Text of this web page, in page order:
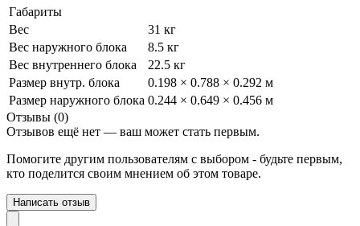
Габариты
Вес
31 кг
Вес наружного блока
8.5 кг
Вес внутреннего блока
22.5 кг
Размер внутр. блока
0.198 × 0.788 × 0.292 м
Размер наружного блока 0.244 × 0.649 × 0.456 м
Отзывы (0)
Отзывов ещё нет — ваш может стать первым.
Помогите другим пользователям с выбором - будьте первым,
кто поделится своим мнением об этом товаре.
Написать отзыв